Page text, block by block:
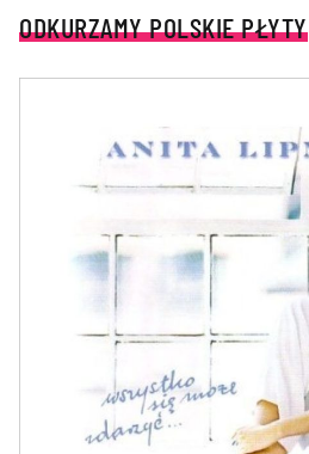
ODKURZAMY POLSKIE PŁYTY